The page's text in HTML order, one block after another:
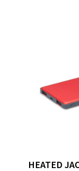
HEATED